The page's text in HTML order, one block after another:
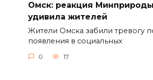
Омск: реакция Минприроды
удивила жителей
Жители Омска забили тревогу
появления в социальных
0 17